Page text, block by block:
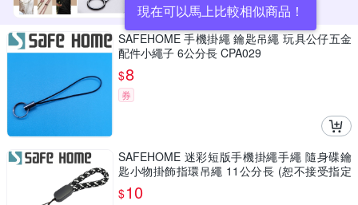
現在可以馬上比較相似商品！
SAFEHOME 手機掛繩 鑰匙吊繩 玩具公仔五金
配件小繩子 6公分長 CPA029
$8
券
SAFEHOME 迷彩短版手機掛繩手繩 隨身碟鑰
匙小物掛飾指環吊繩 11公分長 (恕不接受指定
顏色出貨) CPA045
$10